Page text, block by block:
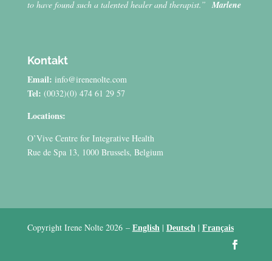
to have found such a talented healer and therapist.” Marlene
Kontakt
Email: info@irenenolte.com
Tel: (0032)(0) 474 61 29 57
Locations:
O’Vive Centre for Integrative Health
Rue de Spa 13, 1000 Brussels, Belgium
Copyright Irene Nolte 2026– English| Deutsch| Français